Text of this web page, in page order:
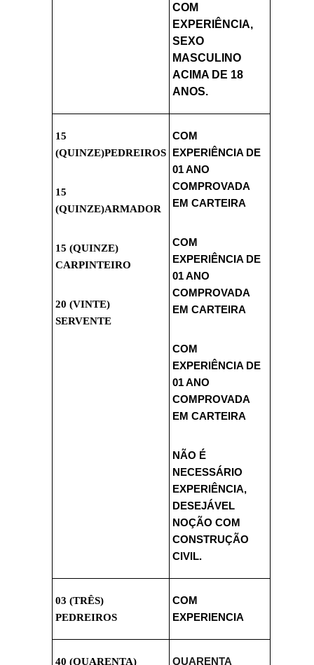
COM
EXPERIÊNCIA,
SEXO
MASCULINO
ACIMA DE 18
ANOS.
15
(QUINZE)PEDREIROS
15
(QUINZE)ARMADOR
15 (QUINZE)
CARPINTEIRO
20 (VINTE)
SERVENTE
COM
EXPERIÊNCIA DE
01 ANO
COMPROVADA
EM CARTEIRA
COM
EXPERIÊNCIA DE
01 ANO
COMPROVADA
EM CARTEIRA
COM
EXPERIÊNCIA DE
01 ANO
COMPROVADA
EM CARTEIRA
NÃO É
NECESSÁRIO
EXPERIÊNCIA,
DESEJÁVEL
NOÇÃO COM
CONSTRUÇÃO
CIVIL.
03 (TRÊS)
PEDREIROS
COM
EXPERIENCIA
40 (QUARENTA) QUARENTA